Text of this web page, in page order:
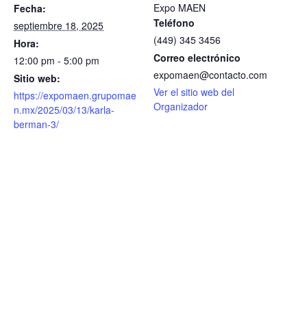
Fecha:
septiembre 18, 2025
Hora:
12:00 pm - 5:00 pm
Sitio web:
https://expomaen.grupomae
n.mx/2025/03/13/karla-
berman-3/
Expo MAEN
Teléfono
(449) 345 3456
Correo electrónico
expomaen@contacto.com
Ver el sitio web del
Organizador